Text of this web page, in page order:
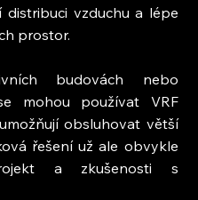
distribuci vzduchu a lépe
prostor.
budovách nebo
mohou používat VRF
obsluhovat větší
řešení už ale obvykle
a zkušenosti s